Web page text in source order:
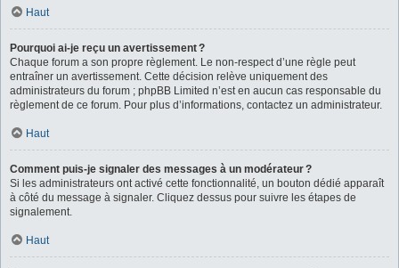
Haut
Pourquoi ai-je reçu un avertissement ?
Chaque forum a son propre règlement. Le non-respect d’une règle peut
entraîner un avertissement. Cette décision relève uniquement des
administrateurs du forum ; phpBB Limited n’est en aucun cas responsable du
règlement de ce forum. Pour plus d’informations, contactez un administrateur.
Haut
Comment puis-je signaler des messages à un modérateur ?
Si les administrateurs ont activé cette fonctionnalité, un bouton dédié apparaît
à côté du message à signaler. Cliquez dessus pour suivre les étapes de
signalement.
Haut